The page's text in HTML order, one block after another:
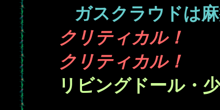
ガスクラウドは
クリティカル！
クリティカル！
リビングドール・